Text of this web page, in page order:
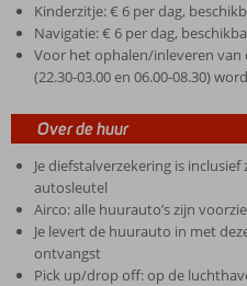
Kinderzitje: € 6 per dag,
Navigatie: € 6 per dag,
Voor het ophalen/inleveren
(22.30-03.00 en 06.00-08.30)
Over de huur
Je diefstalverzekering is
autosleutel
Airco: alle huurauto’s zijn
Je levert de huurauto in met
ontvangst
Pick up/drop off: op de